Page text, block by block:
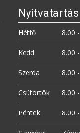
Nyitvatartás
Hétfő 8.00 -
Kedd 8.00 -
Szerda 8.00 -
Csütörtök 8.00 -
Péntek 8.00 -